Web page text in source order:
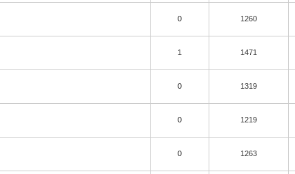
0 1260
1 1471
0 1319
0 1219
0 1263